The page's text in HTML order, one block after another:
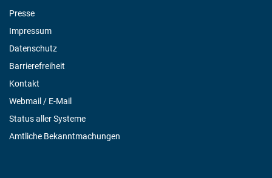
Presse
Impressum
Datenschutz
Barrierefreiheit
Kontakt
Webmail / E-Mail
Status aller Systeme
Amtliche Bekanntmachungen